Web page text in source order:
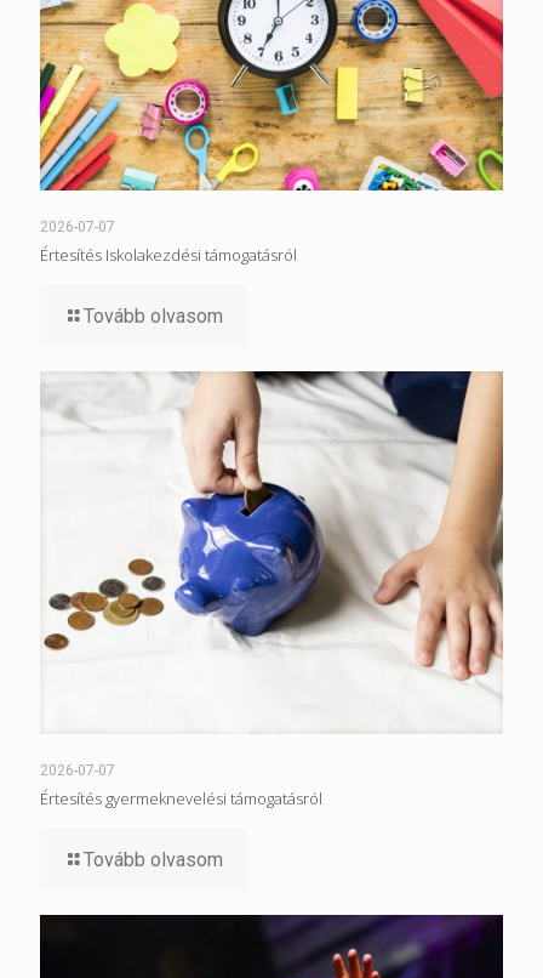
2026-07-07
Értesítés Iskolakezdési támogatásról
Tovább olvasom
2026-07-07
Értesítés gyermeknevelési támogatásról
Tovább olvasom